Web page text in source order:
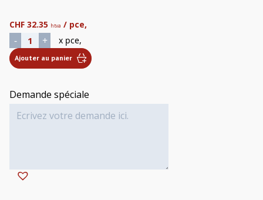
CHF 32.35 htva / pce,
- quantité de Terrine Forestière
+ x pce,
Ajouter au panier
Demande spéciale
Alternative: